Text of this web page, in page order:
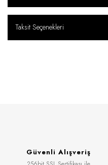
Taksit Seçenekleri
Güvenli Alışveriş